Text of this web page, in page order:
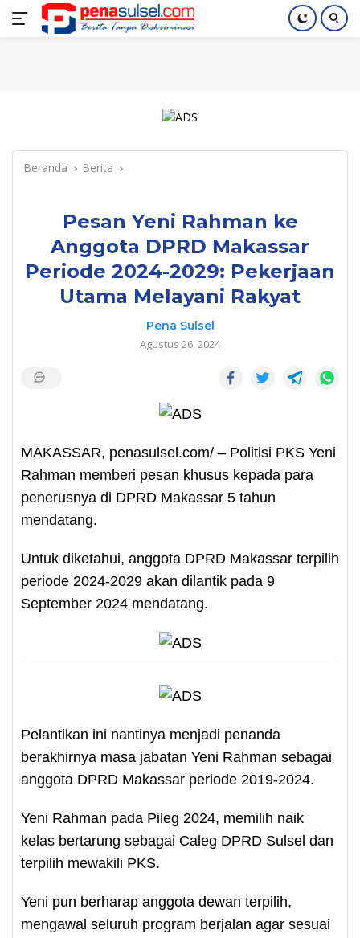
Langsung
Home Nasional Pendidikan Index
Beranda Berita
Pesan Yeni Rahman ke
Anggota DPRD Makassar
Periode 2024-2029: Pekerjaan
Utama Melayani Rakyat
Pena Sulsel
Agustus 26, 2024
MAKASSAR, penasulsel.com/ – Politisi PKS Yeni
Rahman memberi pesan khusus kepada para
penerusnya di DPRD Makassar 5 tahun
mendatang.
Untuk diketahui, anggota DPRD Makassar terpilih
periode 2024-2029 akan dilantik pada 9
September 2024 mendatang.
Pelantikan ini nantinya menjadi penanda
berakhirnya masa jabatan Yeni Rahman sebagai
anggota DPRD Makassar periode 2019-2024.
Yeni Rahman pada Pileg 2024, memilih naik
kelas bertarung sebagai Caleg DPRD Sulsel dan
terpilih mewakili PKS.
Yeni pun berharap anggota dewan terpilih,
mengawal seluruh program berjalan agar sesuai